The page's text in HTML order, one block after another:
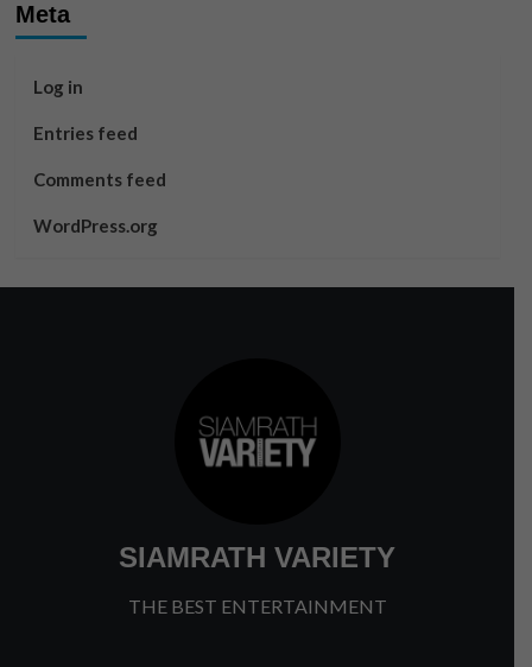
Meta
Log in
Entries feed
Comments feed
WordPress.org
SIAMRATH VARIETY
THE BEST ENTERTAINMENT